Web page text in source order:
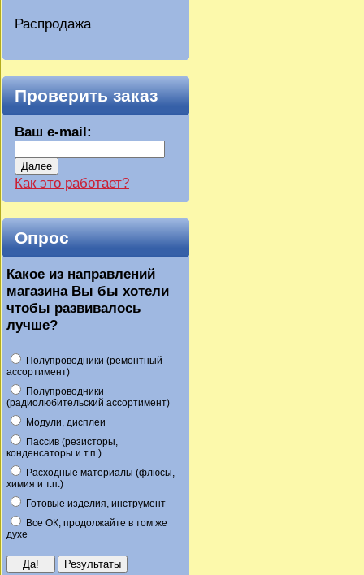
Распродажа
Проверить заказ
Ваш e-mail:
Далее
Как это работает?
Опрос
Какое из направлений
магазина Вы бы хотели
чтобы развивалось
лучше?
Полупроводники (ремонтный
ассортимент)
Полупроводники
(радиолюбительский ассортимент)
Модули, дисплеи
Пассив (резисторы,
конденсаторы и т.п.)
Расходные материалы (флюсы,
химия и т.п.)
Готовые изделия, инструмент
Все ОК, продолжайте в том же
духе